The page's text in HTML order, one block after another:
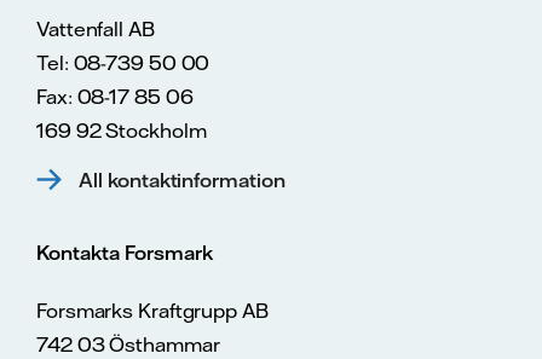
Vattenfall AB
Tel: 08-739 50 00
Fax: 08-17 85 06
169 92 Stockholm
All kontaktinformation
Kontakta Forsmark
Forsmarks Kraftgrupp AB
742 03 Östhammar